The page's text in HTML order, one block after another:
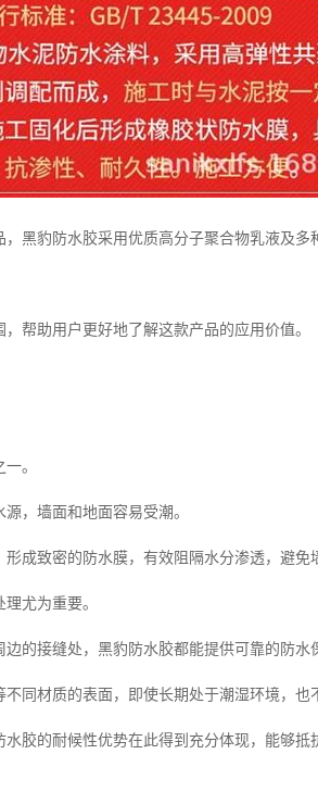
黑豹防水胶采用优质高分子聚合物乳液及
帮助用户更好地了解这款产品的应用价值。
。
，墙面和地面容易受潮。
成致密的防水膜，有效阻隔水分渗透，避免
尤为重要。
的接缝处，黑豹防水胶都能提供可靠的防水
同材质的表面，即使长期处于潮湿环境，也
胶的耐候性优势在此得到充分体现，能够